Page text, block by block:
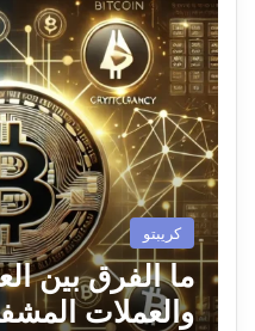
كريبتو
ما الفرق بين
والعملات